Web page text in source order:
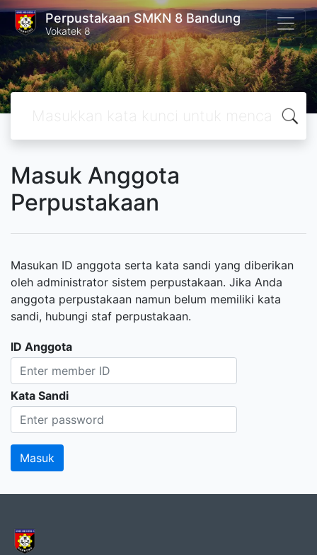
Perpustakaan SMKN 8 Bandung
Vokatek 8
Masuk Anggota
Perpustakaan
Masukan ID anggota serta kata sandi yang diberikan
oleh administrator sistem perpustakaan. Jika Anda
anggota perpustakaan namun belum memiliki kata
sandi, hubungi staf perpustakaan.
ID Anggota
Kata Sandi